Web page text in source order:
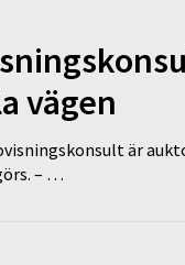
vägen
är
– …